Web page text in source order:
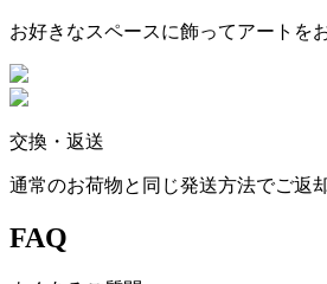
お好きなスペースに飾ってアートを
交換・返送
通常のお荷物と同じ発送方法でご返
FAQ